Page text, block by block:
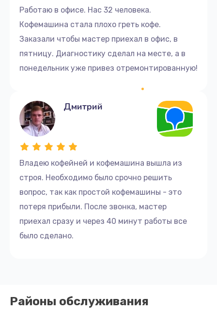
Заказать
Замена помпы
1190 руб.
Заказать
1000 руб.
Замена сальников
2000 руб.
Заказать
Ремонт или замена флоуметра
2000 руб.
Работаю в офисе. Нас 32 человека.
Кофемашина стала плохо греть кофе.
Заказали чтобы мастер приехал в офис, в
пятницу. Диагностику сделал на месте, а в
понедельник уже привез отремонтированную!
Владею кофейней и кофемашина вышла из
строя. Необходимо было срочно решить
вопрос, так как простой кофемашины - это
потеря прибыли. После звонка, мастер
приехал сразу и через 40 минут работы все
было сделано.
Дмитрий
Районы обслуживания